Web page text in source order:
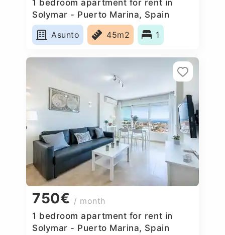
1 bedroom apartment for rent in
Solymar - Puerto Marina, Spain
Asunto
45m2 1
750€ / month
1 bedroom apartment for rent in
Solymar - Puerto Marina, Spain